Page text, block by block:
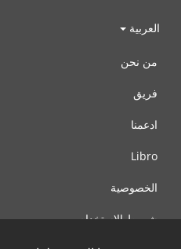
العربية
من نحن
فريق
ادعمنا
Libro
الخصوصية
شروط الإستخدام